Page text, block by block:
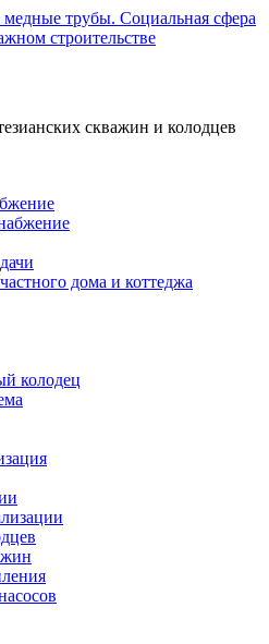
трубы. Социальная сфера
строительстве
скважин и колодцев
дома и коттеджа
колодец